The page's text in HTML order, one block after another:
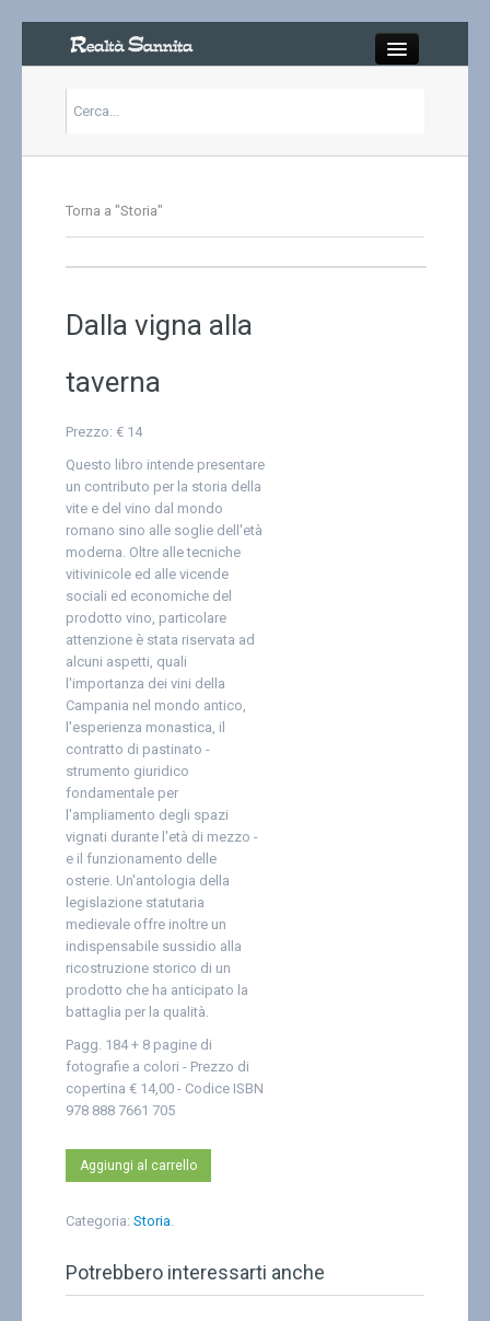
Torna a "Storia"
Dalla vigna alla
taverna
Prezzo: € 14
Questo libro intende presentare
un contributo per la storia della
vite e del vino dal mondo
romano sino alle soglie dell'età
moderna. Oltre alle tecniche
vitivinicole ed alle vicende
sociali ed economiche del
prodotto vino, particolare
attenzione è stata riservata ad
alcuni aspetti, quali
l'importanza dei vini della
Campania nel mondo antico,
l'esperienza monastica, il
contratto di pastinato -
strumento giuridico
fondamentale per
l'ampliamento degli spazi
vignati durante l'età di mezzo -
e il funzionamento delle
osterie. Un'antologia della
legislazione statutaria
medievale offre inoltre un
indispensabile sussidio alla
ricostruzione storico di un
prodotto che ha anticipato la
battaglia per la qualità.
Pagg. 184 + 8 pagine di
fotografie a colori - Prezzo di
copertina € 14,00 - Codice ISBN
978 888 7661 705
Aggiungi al carrello
Categoria: Storia
Potrebbero interessarti anche